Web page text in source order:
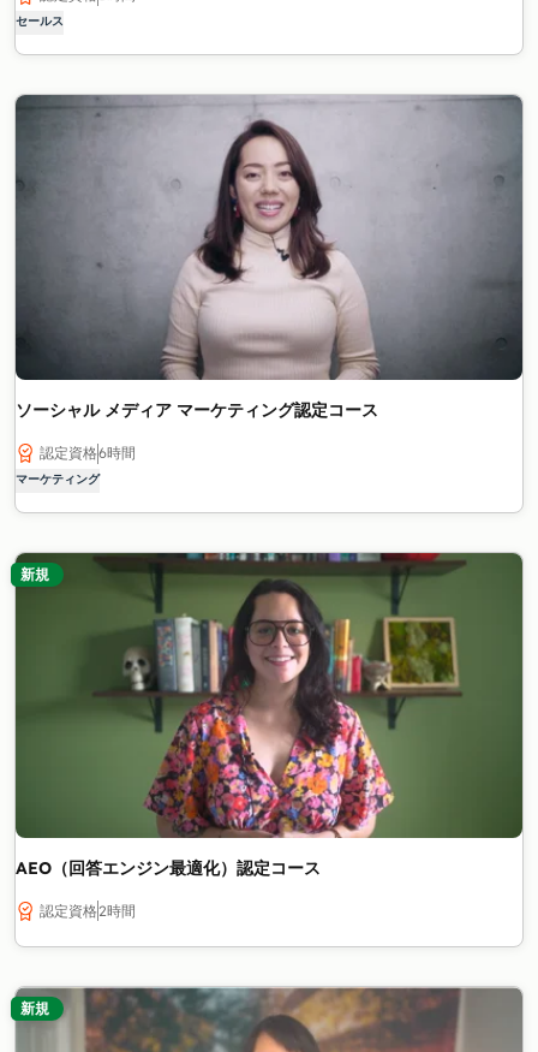
セールス
ソーシャル メディア マーケティング認定コース
認定資格6時間
マーケティング
新規
AEO（回答エンジン最適化）認定コース
認定資格2時間
新規